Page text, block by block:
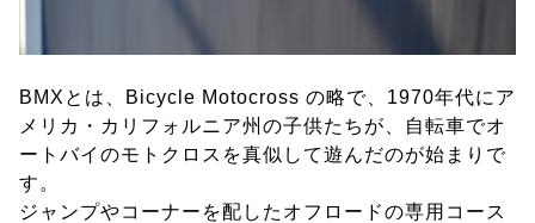
BMXとは、Bicycle Motocross の略で、1970年代にア
メリカ・カリフォルニア州の子供たちが、自転車でオ
ートバイのモトクロスを真似して遊んだのが始まりで
す。
ジャンプやコーナーを配したオフロードの専用コース